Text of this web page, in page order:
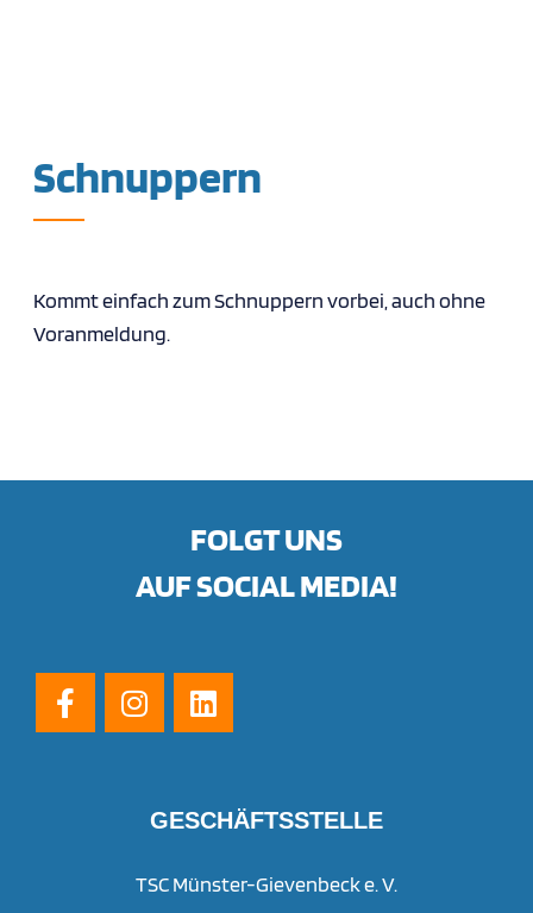
Schnuppern
Kommt einfach zum Schnuppern vorbei, auch ohne
Voranmeldung.
FOLGT UNS
AUF SOCIAL MEDIA!
GESCHÄFTSSTELLE
TSC Münster-Gievenbeck e. V.